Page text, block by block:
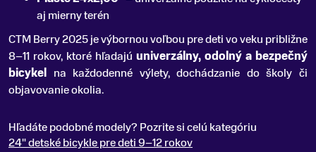
aj mierny terén
CTM Berry 2025 je výbornou voľbou pre deti vo veku približne
8–11 rokov, ktoré hľadajú univerzálny, odolný a bezpečný
bicykel na každodenné výlety, dochádzanie do školy či
objavovanie okolia.
Hľadáte podobné modely? Pozrite si celú kategóriu
24" detské bicykle pre deti 9–12 rokov